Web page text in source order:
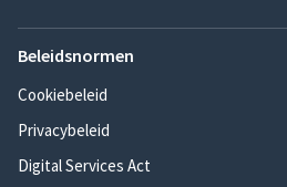
Beleidsnormen
Cookiebeleid
Privacybeleid
Digital Services Act